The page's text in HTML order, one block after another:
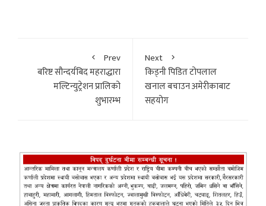
Prev
बरिष्ट सौन्दर्यबिद महराद्धारा
मल्टिन्युट्रेशन प्रालिको
शुभारम्भ
Next
किड्नी पिडित टोपलाल
खनाल बचाउन अमेरीकाबाट
सहयोग